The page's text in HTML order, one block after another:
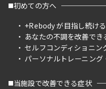
初めての方へ
+Rebody が目指し続け
あなたの不調を改善でき
セルフコンディショニン
パーソナルトレーニング
当施設で改善できる症状